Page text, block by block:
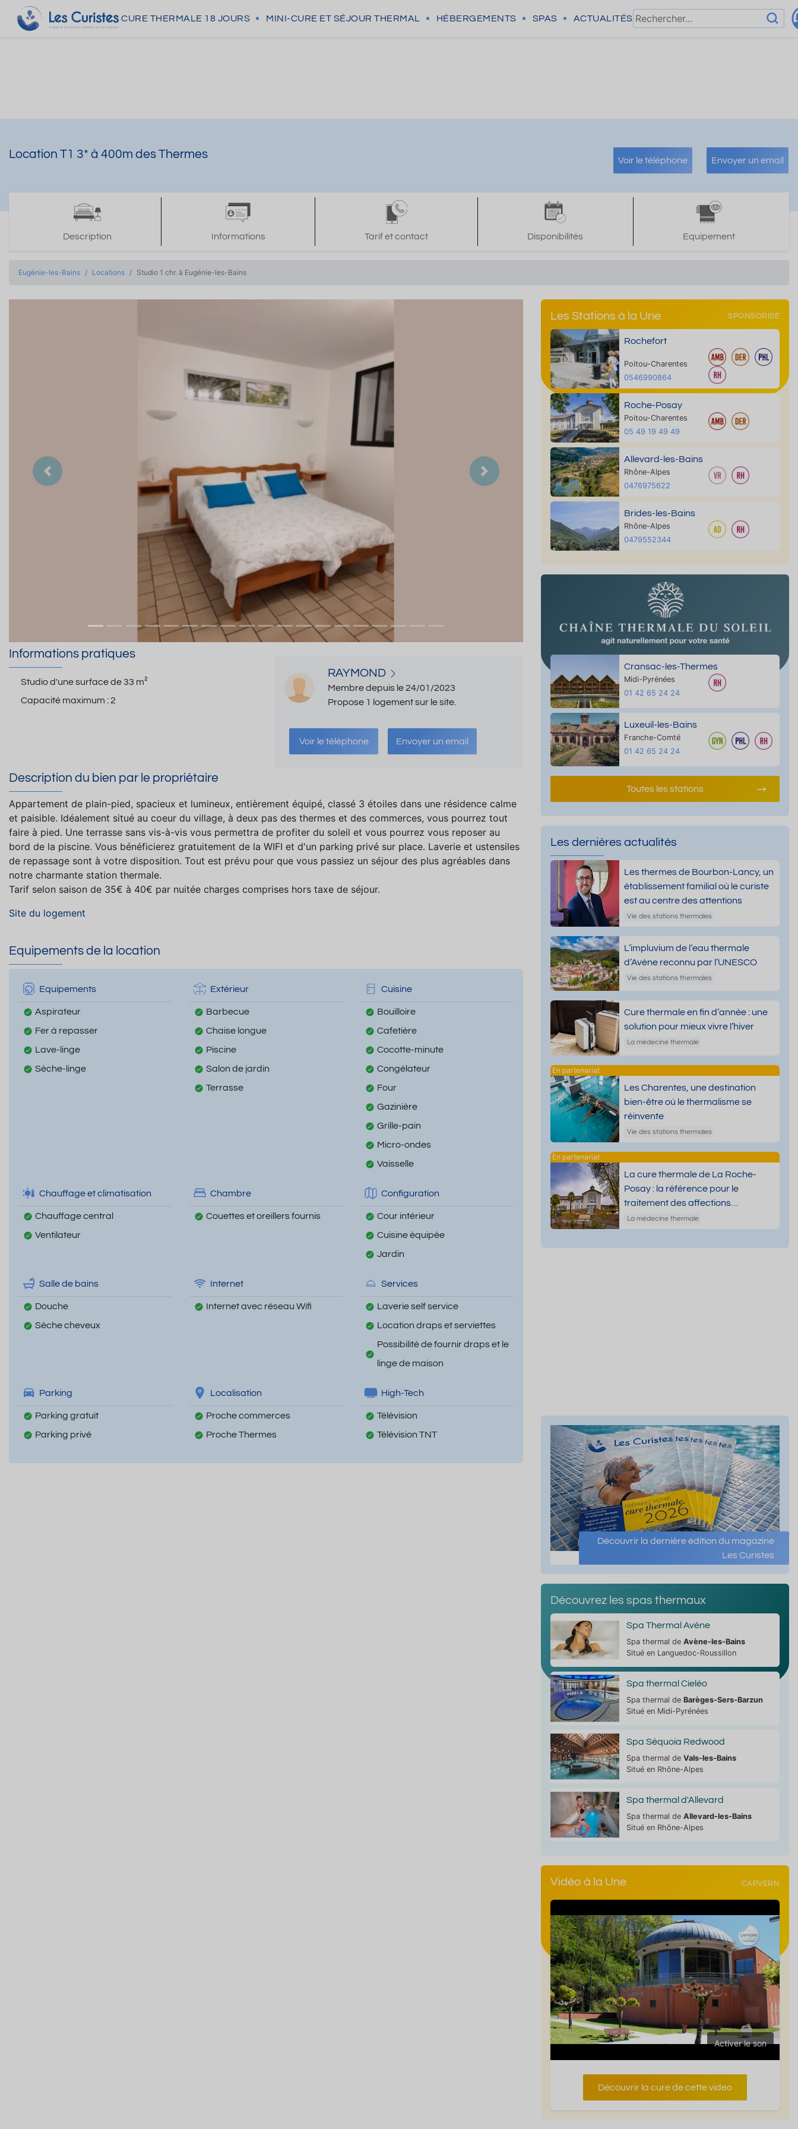
CURE THERMALE 18 JOURS MINI-CURE ET SÉJOUR THERMAL HÉBERGEMENTS SPAS ACTUALITÉS
Location T1 3* à 400m des Thermes Voir le téléphone Envoyer un email
Description Informations Tarif et contact Disponibilités Equipement
Eugénie-les-Bains Locations Studio 1 chr. à Eugénie-les-Bains
Précedent Suivant
Informations pratiques
Studio d'une surface de33 m²
Capacité maximum :2
RAYMOND
Membre depuis le 24/01/2023
Propose 1 logement sur le site.
Voir le téléphone Envoyer un email
Description du bien par le propriétaire
Appartement de plain-pied, spacieux et lumineux, entièrement équipé, classé 3 étoiles dans une résidence calme
et paisible. Idéalement situé au coeur du village, à deux pas des thermes et des commerces, vous pourrez tout
faire à pied. Une terrasse sans vis-à-vis vous permettra de profiter du soleil et vous pourrez vous reposer au
bord de la piscine. Vous bénéficierez gratuitement de la WIFI et d'un parking privé sur place. Laverie et ustensiles
de repassage sont à votre disposition. Tout est prévu pour que vous passiez un séjour des plus agréables dans
notre charmante station thermale.
Tarif selon saison de 35€ à 40€ par nuitée charges comprises hors taxe de séjour.
Site du logement
Equipements de la location
Equipements
Aspirateur
Fer à repasser
Lave-linge
Sèche-linge
Extérieur
Barbecue
Chaise longue
Piscine
Salon de jardin
Terrasse
Cuisine
Bouilloire
Cafetière
Cocotte-minute
Congélateur
Four
Gazinière
Grille-pain
Micro-ondes
Vaisselle
Chauffage et climatisation
Chauffage central
Ventilateur
Chambre
Couettes et oreillers fournis
Configuration
Cour intérieur
Cuisine équipée
Jardin
Salle de bains
Douche
Sèche cheveux
Internet
Internet avec réseau Wifi
Services
Laverie self service
Location draps et serviettes
Possibilité de fournir draps et le
linge de maison
Parking
Parking gratuit
Parking privé
Localisation
Proche commerces
Proche Thermes
High-Tech
Télévision
Télévision TNT
Les Stations à la Une SPONSORISÉ
Rochefort
Poitou-Charentes
0546990864
Roche-Posay
Poitou-Charentes
05 49 19 49 49
Allevard-les-Bains
Rhône-Alpes
0476975622
Brides-les-Bains
Rhône-Alpes
0479552344
Cransac-les-Thermes
Midi-Pyrénées
01 42 65 24 24
Luxeuil-les-Bains
Franche-Comté
01 42 65 24 24
Toutes les stations
Les dernières actualités
Les thermes de Bourbon-Lancy, un
établissement familial où le curiste
est au centre des attentions
Vie des stations thermales
L’impluvium de l’eau thermale
d’Avène reconnu par l’UNESCO
Vie des stations thermales
Cure thermale en fin d’année : une
solution pour mieux vivre l’hiver
La médecine thermale
Les Charentes, une destination
bien-être où le thermalisme se
réinvente
Vie des stations thermales
La cure thermale de La Roche-
Posay : la référence pour le
traitement des affections
dermatologiques
La médecine thermale
Découvrir la dernière édition du magazine
Les Curistes
Découvrez les spas thermaux
Spa Thermal Avène
Spa thermal de Avène-les-Bains
Situé en Languedoc-Roussillon
Spa thermal Cieléo
Spa thermal de Barèges-Sers-Barzun
Situé en Midi-Pyrénées
Spa Séquoia Redwood
Spa thermal de Vals-les-Bains
Situé en Rhône-Alpes
Spa thermal d'Allevard
Spa thermal de Allevard-les-Bains
Situé en Rhône-Alpes
Vidéo à la Une CAPVERN
Activer le son
Découvrir la cure de cette video